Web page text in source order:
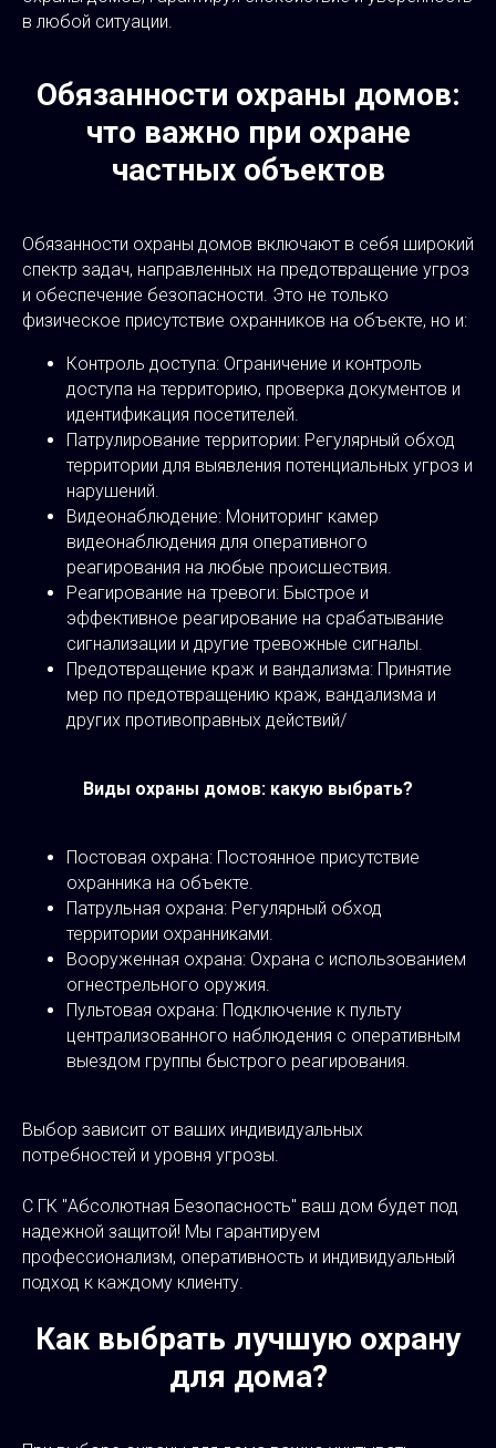
в любой ситуации.
Обязанности охраны домов:
что важно при охране
частных объектов
Обязанности охраны домов включают в себя широкий
спектр задач, направленных на предотвращение угроз
и обеспечение безопасности. Это не только
физическое присутствие охранников на объекте, но и:
Контроль доступа: Ограничение и контроль
доступа на территорию, проверка документов и
идентификация посетителей.
Патрулирование территории: Регулярный обход
территории для выявления потенциальных угроз и
нарушений.
Видеонаблюдение: Мониторинг камер
видеонаблюдения для оперативного
реагирования на любые происшествия.
Реагирование на тревоги: Быстрое и
эффективное реагирование на срабатывание
сигнализации и другие тревожные сигналы.
Предотвращение краж и вандализма: Принятие
мер по предотвращению краж, вандализма и
других противоправных действий/
Виды охраны домов: какую выбрать?
Постовая охрана: Постоянное присутствие
охранника на объекте.
Патрульная охрана: Регулярный обход
территории охранниками.
Вооруженная охрана: Охрана с использованием
огнестрельного оружия.
Пультовая охрана: Подключение к пульту
централизованного наблюдения с оперативным
выездом группы быстрого реагирования.
Выбор зависит от ваших индивидуальных
потребностей и уровня угрозы.
С ГК "Абсолютная Безопасность" ваш дом будет под
надежной защитой! Мы гарантируем
профессионализм, оперативность и индивидуальный
подход к каждому клиенту.
Как выбрать лучшую охрану
для дома?